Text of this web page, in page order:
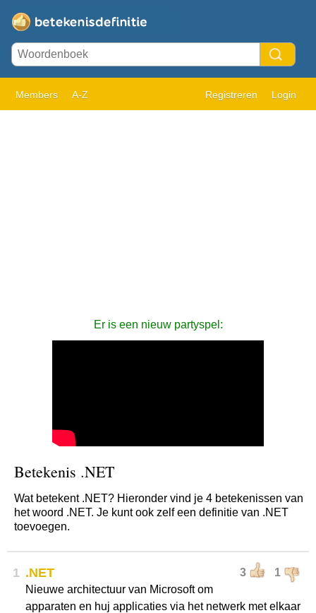
Members A-Z Registreren Login
Er is een nieuw partyspel:
Betekenis .NET
Wat betekent .NET? Hieronder vind je 4 betekenissen van
het woord .NET. Je kunt ook zelf een definitie van .NET
toevoegen.
1 3 1
.NET
Nieuwe architectuur van Microsoft om
apparaten en huj applicaties via het netwerk met elkaar